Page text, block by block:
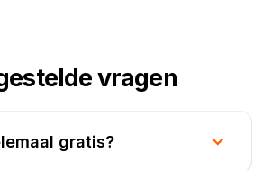
vragen
gratis?